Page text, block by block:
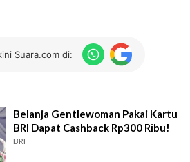
Suara.com di:
Belanja Gentlewoman Pakai Kartu
BRI Dapat Cashback Rp300 Ribu!
BRI